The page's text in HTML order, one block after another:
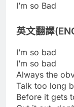
I’m so Bad
英文翻譯
I’m so bad
I’m so bad
Always the
Talk too long
Before it gets